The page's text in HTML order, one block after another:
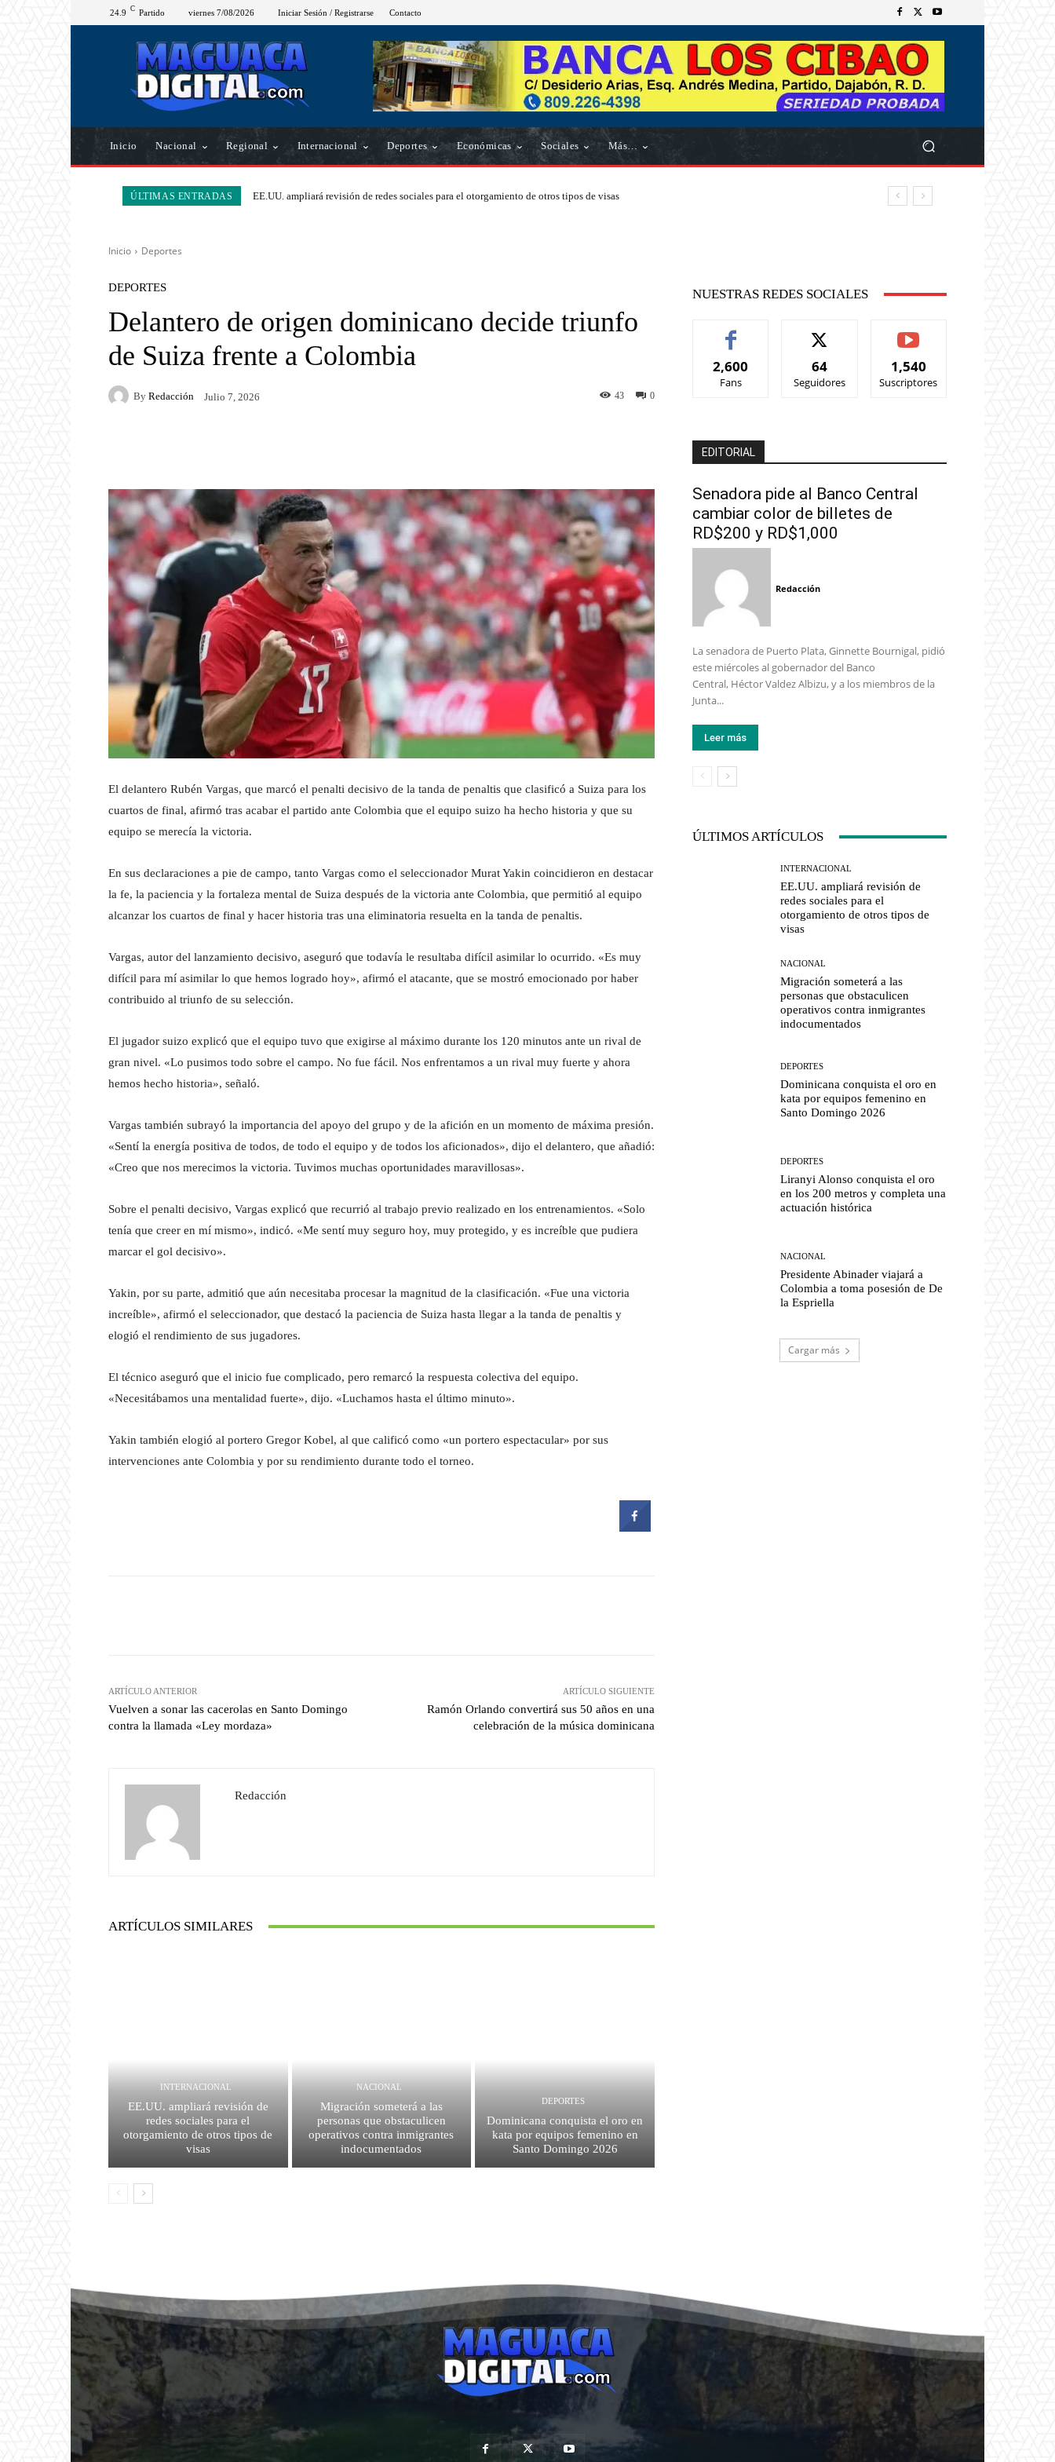
24.9 C Partido viernes 7/08/2026 Iniciar Sesión / Registrarse Contacto
Inicio Nacional Regional Internacional Deportes Económicas Sociales Más…
ÚLTIMAS ENTRADAS EE.UU. ampliará revisión de redes sociales para el otorgamiento de otros tipos de visas
Inicio Deportes
DEPORTES
Delantero de origen dominicano decide triunfo
de Suiza frente a Colombia
By Redacción Julio 7, 2026 0
43
El delantero Rubén Vargas, que marcó el penalti decisivo de la tanda de penaltis que clasificó a Suiza para los
cuartos de final, afirmó tras acabar el partido ante Colombia que el equipo suizo ha hecho historia y que su
equipo se merecía la victoria.
En sus declaraciones a pie de campo, tanto Vargas como el seleccionador Murat Yakin coincidieron en destacar
la fe, la paciencia y la fortaleza mental de Suiza después de la victoria ante Colombia, que permitió al equipo
alcanzar los cuartos de final y hacer historia tras una eliminatoria resuelta en la tanda de penaltis.
Vargas, autor del lanzamiento decisivo, aseguró que todavía le resultaba difícil asimilar lo ocurrido. «Es muy
difícil para mí asimilar lo que hemos logrado hoy», afirmó el atacante, que se mostró emocionado por haber
contribuido al triunfo de su selección.
El jugador suizo explicó que el equipo tuvo que exigirse al máximo durante los 120 minutos ante un rival de
gran nivel. «Lo pusimos todo sobre el campo. No fue fácil. Nos enfrentamos a un rival muy fuerte y ahora
hemos hecho historia», señaló.
Vargas también subrayó la importancia del apoyo del grupo y de la afición en un momento de máxima presión.
«Sentí la energía positiva de todos, de todo el equipo y de todos los aficionados», dijo el delantero, que añadió:
«Creo que nos merecimos la victoria. Tuvimos muchas oportunidades maravillosas».
Sobre el penalti decisivo, Vargas explicó que recurrió al trabajo previo realizado en los entrenamientos. «Solo
tenía que creer en mí mismo», indicó. «Me sentí muy seguro hoy, muy protegido, y es increíble que pudiera
marcar el gol decisivo».
Yakin, por su parte, admitió que aún necesitaba procesar la magnitud de la clasificación. «Fue una victoria
increíble», afirmó el seleccionador, que destacó la paciencia de Suiza hasta llegar a la tanda de penaltis y
elogió el rendimiento de sus jugadores.
El técnico aseguró que el inicio fue complicado, pero remarcó la respuesta colectiva del equipo.
«Necesitábamos una mentalidad fuerte», dijo. «Luchamos hasta el último minuto».
Yakin también elogió al portero Gregor Kobel, al que calificó como «un portero espectacular» por sus
intervenciones ante Colombia y por su rendimiento durante todo el torneo.
ARTÍCULO ANTERIOR
Vuelven a sonar las cacerolas en Santo Domingo
contra la llamada «Ley mordaza»
ARTÍCULO SIGUIENTE
Ramón Orlando convertirá sus 50 años en una
celebración de la música dominicana
Redacción
ARTÍCULOS SIMILARES
INTERNACIONAL
EE.UU. ampliará revisión de
redes sociales para el
otorgamiento de otros tipos de
visas
NACIONAL
Migración someterá a las
personas que obstaculicen
operativos contra inmigrantes
indocumentados
DEPORTES
Dominicana conquista el oro en
kata por equipos femenino en
Santo Domingo 2026
NUESTRAS REDES SOCIALES
2,600
Fans
64
Seguidores
1,540
Suscriptores
EDITORIAL
Senadora pide al Banco Central
cambiar color de billetes de
RD$200 y RD$1,000
Redacción
La senadora de Puerto Plata, Ginnette Bournigal, pidió
este miércoles al gobernador del Banco
Central, Héctor Valdez Albizu, y a los miembros de la
Junta...
Leer más
ÚLTIMOS ARTÍCULOS
INTERNACIONAL
EE.UU. ampliará revisión de
redes sociales para el
otorgamiento de otros tipos de
visas
NACIONAL
Migración someterá a las
personas que obstaculicen
operativos contra inmigrantes
indocumentados
DEPORTES
Dominicana conquista el oro en
kata por equipos femenino en
Santo Domingo 2026
DEPORTES
Liranyi Alonso conquista el oro
en los 200 metros y completa una
actuación histórica
NACIONAL
Presidente Abinader viajará a
Colombia a toma posesión de De
la Espriella
Cargar más